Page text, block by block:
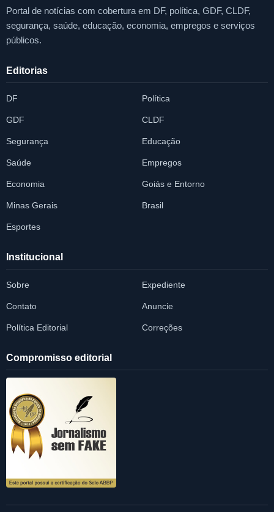
Portal de notícias com cobertura em DF, política, GDF, CLDF,
segurança, saúde, educação, economia, empregos e serviços
públicos.
Editorias
DF Política
GDF CLDF
Segurança Educação
Saúde Empregos
Economia Goiás e Entorno
Minas Gerais Brasil
Esportes
Institucional
Sobre Expediente
Contato Anuncie
Política Editorial Correções
Compromisso editorial